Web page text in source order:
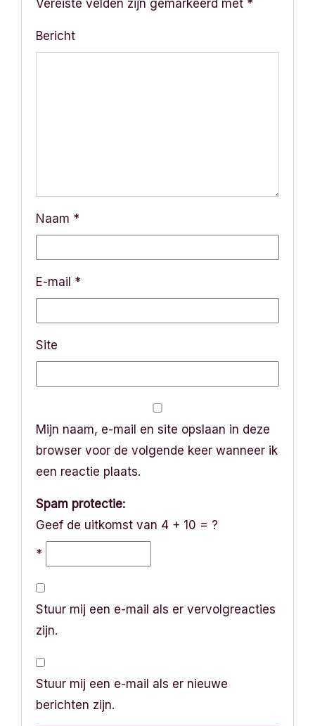
Vereiste velden zijn gemarkeerd met *
Bericht
Naam *
E-mail *
Site
Mijn naam, e-mail en site opslaan in deze
browser voor de volgende keer wanneer ik
een reactie plaats.
Spam protectie:
Geef de uitkomst van 4 + 10 = ?
*
Stuur mij een e-mail als er vervolgreacties
zijn.
Stuur mij een e-mail als er nieuwe
berichten zijn.